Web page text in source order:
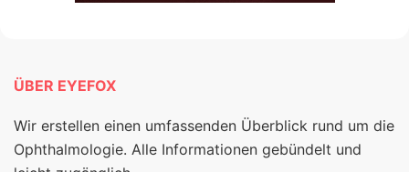
ÜBER EYEFOX
Wir erstellen einen umfassenden Überblick rund um die
Ophthalmologie. Alle Informationen gebündelt und